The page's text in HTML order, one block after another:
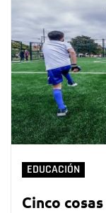
EDUCACIÓN
Cinco